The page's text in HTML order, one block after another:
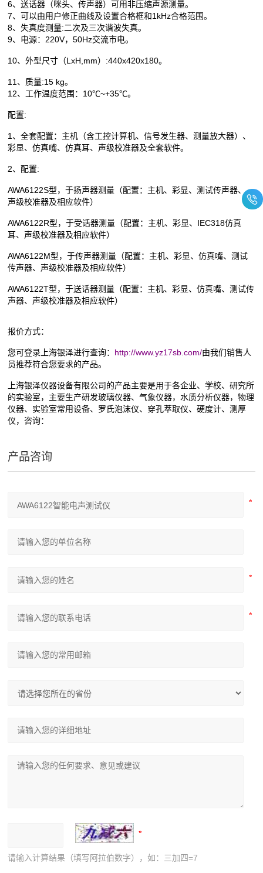
6、送话器（咪头、传声器）可用非压缩声源测量。
7、可以由用户修正曲线及设置合格框和1kHz合格范围。
8、失真度测量:二次及三次谐波失真。
9、电源：220V，50Hz交流市电。
10、外型尺寸 （LxH,mm）:440x420x180。
11、质量:15 kg。
12、工作温度范围：10℃~+35℃。
配置:
1、全套配置：主机 （含工控计算机、信号发生器、测量放大器）、
彩显、仿真嘴、仿真耳、声级校准器及全套软件。
2、配置:
AWA6122S型，于扬声器测量（配置：主机、彩显、测试传声器、
声级校准器及相应软件）
AWA6122R型，于受话器测量（配置：主机、彩显、IEC318仿真
耳、声级校准器及相应软件）
AWA6122M型，于传声器测量（配置：主机、彩显、仿真嘴、测试
传声器、声级校准器及相应软件）
AWA6122T型，于送话器测量（配置：主机、彩显、仿真嘴、测试传
声器、声级校准器及相应软件）
报价方式：
您可登录上海银泽进行查询： http://www.yz17sb.com/由我们销售人
员推荐符合您要求的产品。
上海银泽仪器设备有限公司的产品主要是用于各企业、学校、研究所
的实验室，主要生产研发玻璃仪器、气象仪器，水质分析仪器，物理
仪器、实验室常用设备、罗氏泡沫仪、穿孔萃取仪、硬度计、测厚
仪，咨询：
产品咨询
请输入计算结果（填写阿拉伯数字），如：三加四=7